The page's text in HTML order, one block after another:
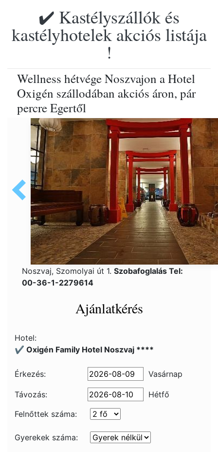
✔️ Kastélyszállók és
kastélyhotelek akciós listája
!
Wellness hétvége Noszvajon a Hotel
Oxigén szállodában akciós áron, pár
percre Egertől
Noszvaj, Szomolyai út 1. Szobafoglalás Tel:
00-36-1-2279614
Ajánlatkérés
Hotel:
✔️ Oxigén Family Hotel Noszvaj ****
Érkezés: Vasárnap
Távozás:
Hétfő
Felnőttek száma:
Gyerekek száma: